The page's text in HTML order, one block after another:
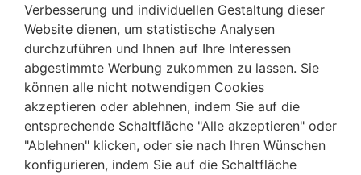
Verbesserung und individuellen Gestaltung dieser
Website dienen, um statistische Analysen
durchzuführen und Ihnen auf Ihre Interessen
abgestimmte Werbung zukommen zu lassen. Sie
können alle nicht notwendigen Cookies
akzeptieren oder ablehnen, indem Sie auf die
entsprechende Schaltfläche "Alle akzeptieren" oder
"Ablehnen" klicken, oder sie nach Ihren Wünschen
konfigurieren, indem Sie auf die Schaltfläche